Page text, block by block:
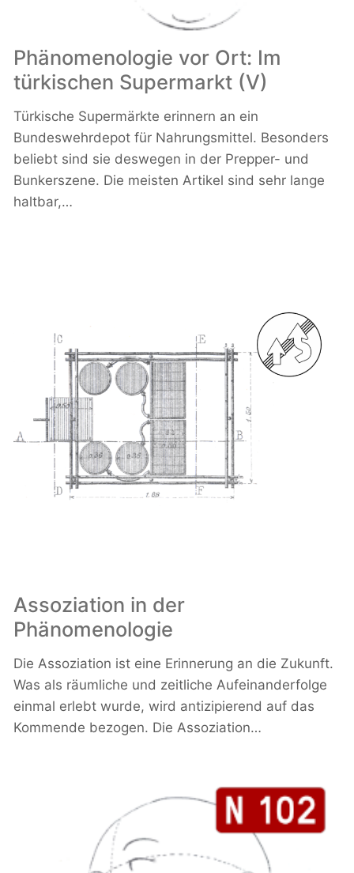
Phänomenologie vor Ort: Im
türkischen Supermarkt (V)
Türkische Supermärkte erinnern an ein
Bundeswehrdepot für Nahrungsmittel. Besonders
beliebt sind sie deswegen in der Prepper- und
Bunkerszene. Die meisten Artikel sind sehr lange
haltbar,…
Assoziation in der
Phänomenologie
Die Assoziation ist eine Erinnerung an die Zukunft.
Was als räumliche und zeitliche Aufeinanderfolge
einmal erlebt wurde, wird antizipierend auf das
Kommende bezogen. Die Assoziation…